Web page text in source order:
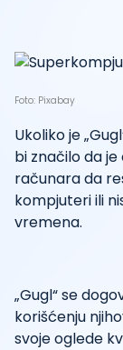
Foto: Pixabay
Ukoliko je
bi značilo da
računara da
kompjuteri ili
vremena.
„Gugl“ se
korišćenju
svoje oglede